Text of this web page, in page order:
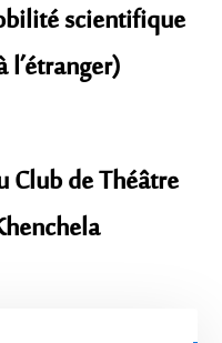
scientifique
l’étranger)
Club de Théâtre